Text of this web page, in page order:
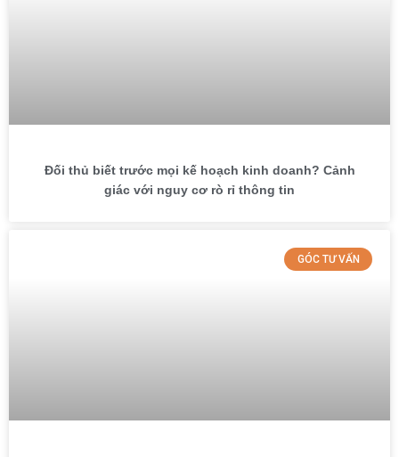
Đối thủ biết trước mọi kế hoạch kinh doanh? Cảnh
giác với nguy cơ rò rỉ thông tin
GÓC TƯ VẤN